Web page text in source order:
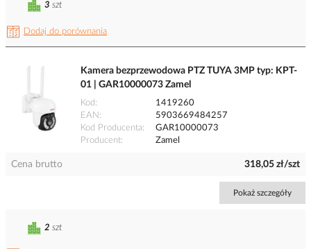
Dodaj do porównania
3 szt
Kamera bezprzewodowa PTZ TUYA 3MP typ: KPT-
01 | GAR10000073 Zamel
Kod
1419260
EAN
5903669484257
Kod Producenta
GAR10000073
Producent
Zamel
Cena brutto 318,05 zł/szt
Pokaż szczegóły
2 szt